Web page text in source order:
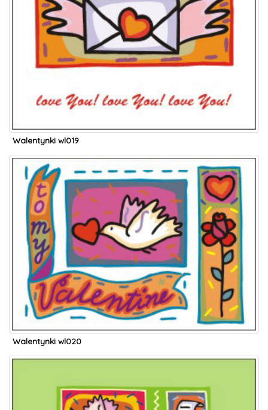
Walentynki wl019
Walentynki wl020